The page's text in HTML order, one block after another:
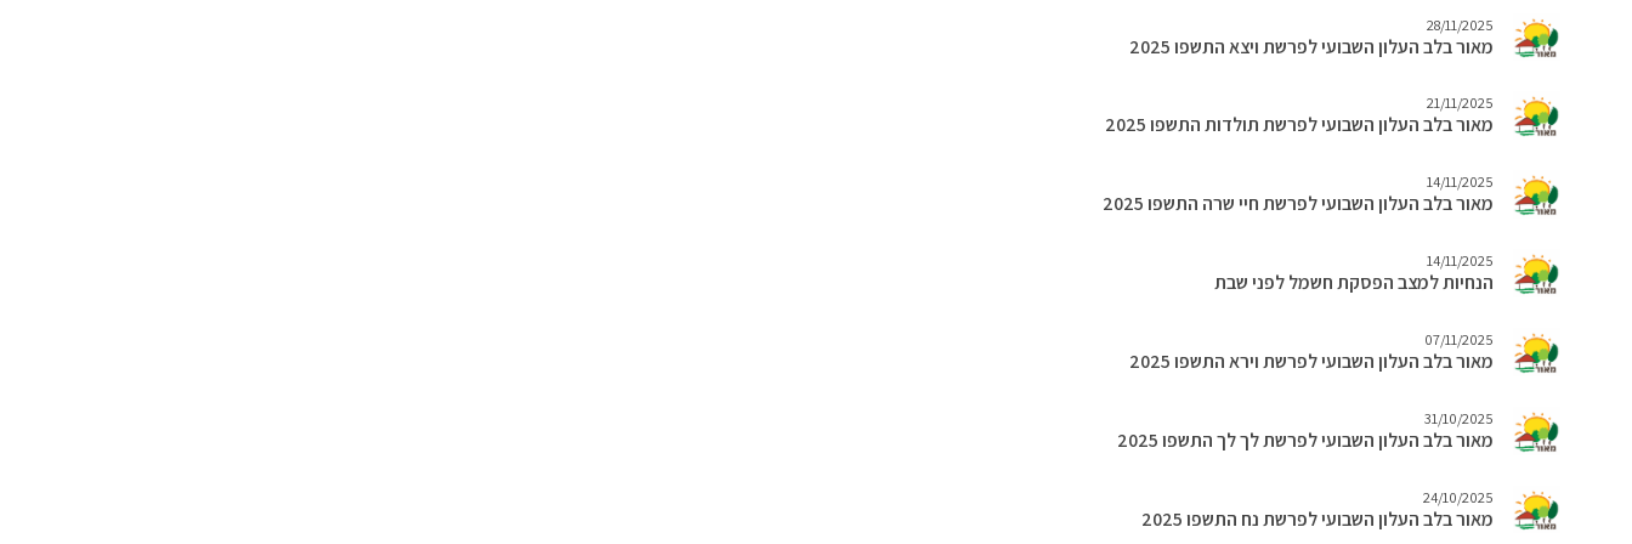
28/11/2025
מאור בלב העלון השבועי לפרשת ויצא התשפו 2025
21/11/2025
מאור בלב העלון השבועי לפרשת תולדות התשפו 2025
14/11/2025
מאור בלב העלון השבועי לפרשת חיי שרה התשפו 2025
14/11/2025
הנחיות למצב הפסקת חשמל לפני שבת
07/11/2025
מאור בלב העלון השבועי לפרשת וירא התשפו 2025
31/10/2025
מאור בלב העלון השבועי לפרשת לך לך התשפו 2025
24/10/2025
מאור בלב העלון השבועי לפרשת נח התשפו 2025